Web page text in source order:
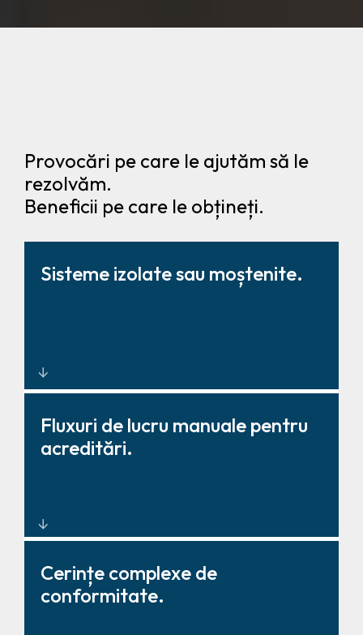
Provocări pe care le ajutăm să le
rezolvăm.
Beneficii pe care le obțineți.
Sisteme izolate sau moștenite.
Control unificat al accesului prin
design și integrare moderne.
Fluxuri de lucru manuale pentru
acreditări.
Gestionare centralizată a
identităților care reduce povara
Cerințe complexe de
conformitate.